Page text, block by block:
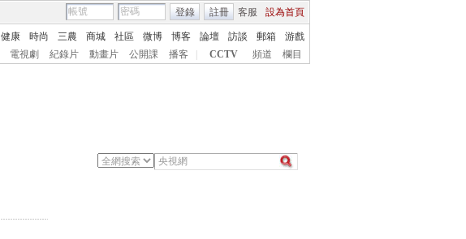
客服 設為首頁
登錄 註冊
健康 時尚 三農 商城 社區 微博 博客 論壇 訪談 郵箱
游戲
電視劇 紀錄片 動畫片 公開課 播客 CCTV 頻道 欄目